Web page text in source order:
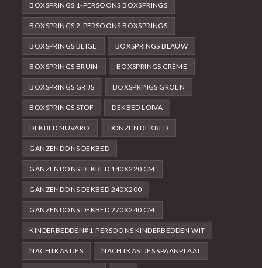
BOXSPRINGS 1-PERSOONS BOXSPRINGS
BOXSPRINGS 2-PERSOONS BOXSPRINGS
BOXSPRINGS BEIGE BOXSPRINGS BLAUW
BOXSPRINGS BRUIN BOXSPRINGS CRÈME
BOXSPRINGS GRIJS BOXSPRINGS GROEN
BOXSPRINGS STOF DEKBED LOIVA
DEKBED NUVARO DONZEN DEKBED
GANZENDONS DEKBED
GANZENDONS DEKBED 140X220 CM
GANZENDONS DEKBED 240X200
GANZENDONS DEKBED 270X240 CM
KINDERBEDDEN#1-PERSOONS KINDERBEDDEN WIT
NACHTKASTJES NACHTKASTJES SPAANPLAAT